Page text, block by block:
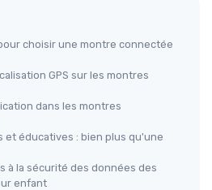
choisir une montre connectée
GPS sur les montres
dans les montres
et éducatives : bien plus qu'une
à la sécurité des données des
enfant